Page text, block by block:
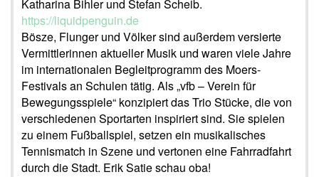
Katharina Bihler und Stefan Scheib.
https://liquidpenguin.de
Bösze, Flunger und Völker sind außerdem versierte
Vermittlerinnen aktueller Musik und waren viele Jahre
im internationalen Begleitprogramm des Moers-
Festivals an Schulen tätig. Als „vfb – Verein für
Bewegungsspiele“ konzipiert das Trio Stücke, die von
verschiedenen Sportarten inspiriert sind. Sie spielen
zu einem Fußballspiel, setzen ein musikalisches
Tennismatch in Szene und vertonen eine Fahrradfahrt
durch die Stadt. Erik Satie schau oba!